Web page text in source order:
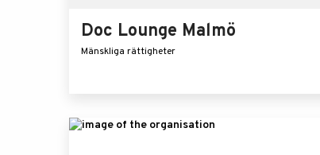
Doc Lounge Malmö
Mänskliga rättigheter